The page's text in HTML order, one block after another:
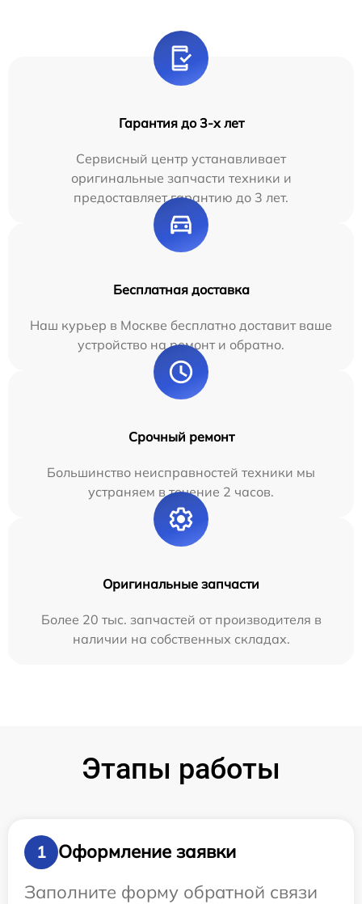
Гарантия до 3-х лет
Сервисный центр устанавливает
оригинальные запчасти техники и
предоставляет гарантию до 3 лет.
Бесплатная доставка
Наш курьер в Москве бесплатно доставит ваше
устройство на ремонт и обратно.
Срочный ремонт
Большинство неисправностей техники мы
устраняем в течение 2 часов.
Оригинальные запчасти
Более 20 тыс. запчастей от производителя в
наличии на собственных складах.
Этапы работы
1
Оформление заявки
Заполните форму обратной связи